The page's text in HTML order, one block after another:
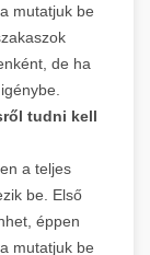
mutatjuk be
de ha
igénybe.
tudni kell
a teljes
be. Első
éppen
mutatjuk be